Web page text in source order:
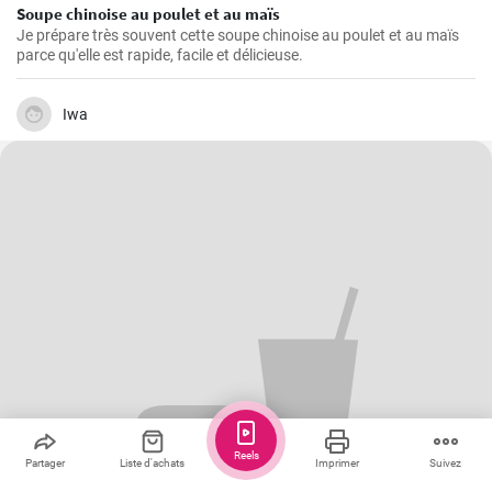
Soupe chinoise au poulet et au maïs
Je prépare très souvent cette soupe chinoise au poulet et au maïs
parce qu'elle est rapide, facile et délicieuse.
Iwa
Partager Liste d'achats Imprimer Suivez
Reels